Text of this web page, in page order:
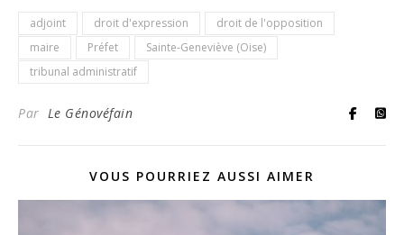
adjoint droit d'expression
droit de l'opposition
maire
Préfet
Sainte-Geneviève (Oise)
tribunal administratif
Par Le Génovéfain
VOUS POURRIEZ AUSSI AIMER